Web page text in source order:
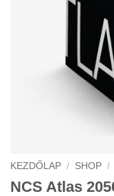
KEZDŐLAP / SHOP /
NCS Atlas